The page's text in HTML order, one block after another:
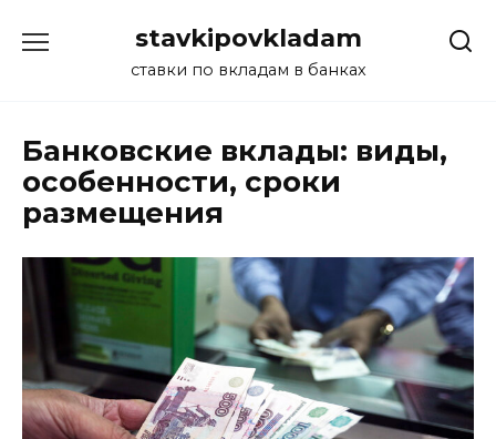
stavkipovkladam
ставки по вкладам в банках
Банковские вклады: виды,
особенности, сроки
размещения